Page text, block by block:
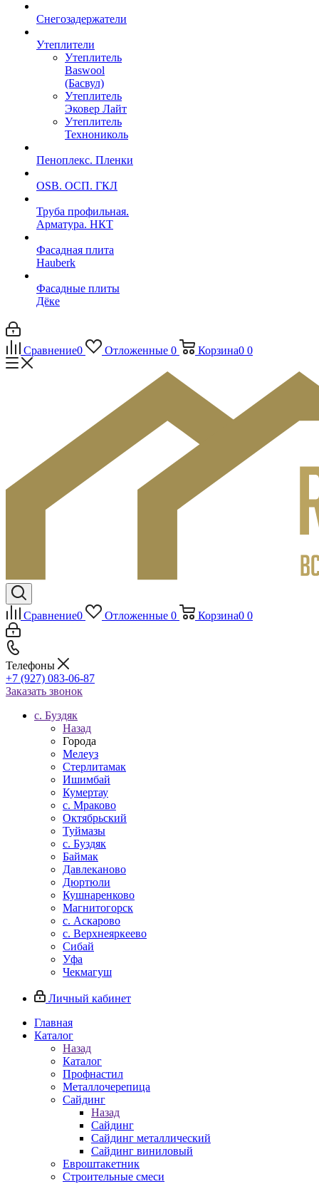
Снегозадержатели
Утеплители
Утеплитель
Baswool
(Басвул)
Утеплитель
Эковер Лайт
Утеплитель
Технониколь
Пеноплекс. Пленки
OSB. ОСП. ГКЛ
Труба профильная.
Арматура. НКТ
Фасадная плита
Hauberk
Фасадные плиты
Дёке
Сравнение0 Отложенные 0 Корзина0 0
Сравнение0 Отложенные 0 Корзина0 0
Телефоны
+7 (927) 083-06-87
Заказать звонок
c. Буздяк
Назад
Города
Мелеуз
Стерлитамак
Ишимбай
Кумертау
c. Мраково
Октябрьский
Туймазы
c. Буздяк
Баймак
Давлеканово
Дюртюли
Кушнаренково
Магнитогорск
с. Аскарово
с. Верхнеяркеево
Сибай
Уфа
Чекмагуш
Личный кабинет
Главная
Каталог
Назад
Каталог
Профнастил
Металлочерепица
Сайдинг
Назад
Сайдинг
Сайдинг металлический
Сайдинг виниловый
Евроштакетник
Строительные смеси